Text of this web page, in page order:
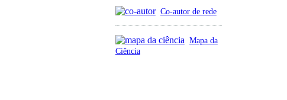
Co-autor de rede
Mapa da
Ciência